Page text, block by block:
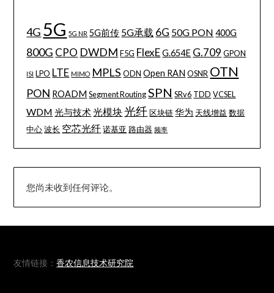
4G 5G 5G NR 5G前传 5G承载 6G 50G PON 400G
800G CPO DWDM F5G FlexE G.654E G.709 GPON
ISI LPO LTE MIMO MPLS ODN Open RAN OSNR OTN
PON ROADM Segment Routing SPN SRv6 TDD VCSEL
WDM 光与技术 光模块光纤 区块链 华为 天线增益 数据
中心 波长 空芯光纤 诺基亚 路由器 频率
您尚未收到任何评论。
友情链接：香农信息技术研究院